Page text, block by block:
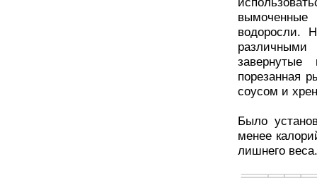
водоросли.
порезанная
соусом и
Было
менее
лишнего веса.